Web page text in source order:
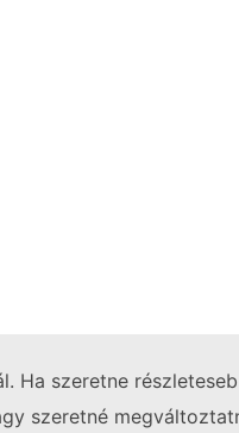
Ha szeretne
szeretné